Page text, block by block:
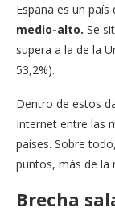
España es un
medio-alto. Se
supera a la de la
53,2%).
Dentro de estos
Internet entre las
países. Sobre
puntos, más de la
Brecha